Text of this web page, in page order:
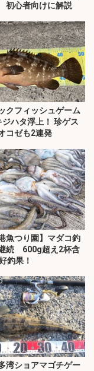
心者向けに解説
クフィッシュゲーム
ハタ浮上！ 珍ゲス
コゼも2連発
魚つり園】マダコ釣
続 600g超え2杯含
釣果！
湾ショアマゴチゲー